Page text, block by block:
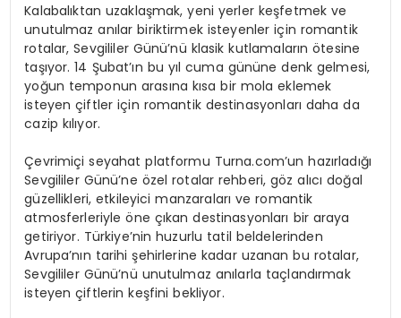
Kalabalıktan uzaklaşmak, yeni yerler keşfetmek ve
unutulmaz anılar biriktirmek isteyenler için romantik
rotalar, Sevgililer Günü’nü klasik kutlamaların ötesine
taşıyor. 14 Şubat’ın bu yıl cuma gününe denk gelmesi,
yoğun temponun arasına kısa bir mola eklemek
isteyen çiftler için romantik destinasyonları daha da
cazip kılıyor.
Çevrimiçi seyahat platformu Turna.com’un hazırladığı
Sevgililer Günü’ne özel rotalar rehberi, göz alıcı doğal
güzellikleri, etkileyici manzaraları ve romantik
atmosferleriyle öne çıkan destinasyonları bir araya
getiriyor. Türkiye’nin huzurlu tatil beldelerinden
Avrupa’nın tarihi şehirlerine kadar uzanan bu rotalar,
Sevgililer Günü’nü unutulmaz anılarla taçlandırmak
isteyen çiftlerin keşfini bekliyor.